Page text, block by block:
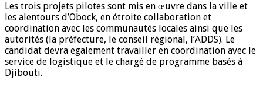
Les trois projets pilotes sont mis en œuvre dans la ville et
les alentours d’Obock, en étroite collaboration et
coordination avec les communautés locales ainsi que les
autorités (la préfecture, le conseil régional, l’ADDS). Le
candidat devra egalement travailler en coordination avec le
service de logistique et le chargé de programme basés à
Djibouti.